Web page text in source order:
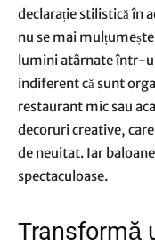
declarație stilistică în
nu se mai
lumini atârnate într-
indiferent că sunt
restaurant mic sau
decoruri creative,
de neuitat. Iar
spectaculoase.
Transformă